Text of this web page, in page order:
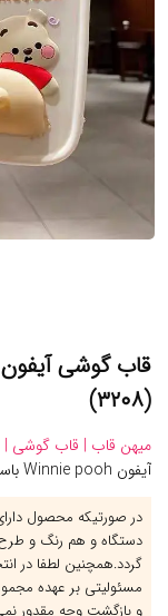
(۳۲۰۸)
میهن قاب | قاب گوشی |
آیفون Winnie pooh باسن پرتزی
در صورتیکه محصول
دستگاه و هم رنگ و طرح
گردد.همچنین لطفا در
مسئولیتی بر عهده
و بازگشت وجه مقدور